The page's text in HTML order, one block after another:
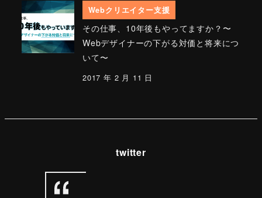
Webクリエイター支援
その仕事、10年後もやってますか？〜
Webデザイナーの下がる対価と将来につ
いて〜
2017 年 2 月 11 日
twitter